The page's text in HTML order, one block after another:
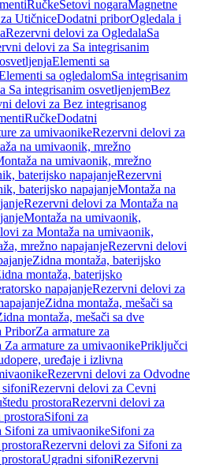
RučkeSetovi nogaraMagnetne
UtičniceDodatni priborOgledala i
Rezervni delovi za OgledalaSa
delovi za Sa integrisanim
Elementi sa
sa ogledalomSa integrisanim
Sa integrisanim osvetljenjemBez
delovi za Bez integrisanog
RučkeDodatni
za umivaonikeRezervni delovi za
na umivaonik, mrežno
na umivaonik, mrežno
baterijsko napajanjeRezervni
baterijsko napajanjeMontaža na
Rezervni delovi za Montaža na
Montaža na umivaonik,
za Montaža na umivaonik,
mrežno napajanjeRezervni delovi
Zidna montaža, baterijsko
montaža, baterijsko
napajanjeRezervni delovi za
Zidna montaža, mešači sa
montaža, mešači sa dve
PriborZa armature za
armature za umivaonikePriključci
uređaje i izlivna
Rezervni delovi za Odvodne
Rezervni delovi za Cevni
prostoraRezervni delovi za
Sifoni za
Sifoni za umivaonikeSifoni za
Rezervni delovi za Sifoni za
Ugradni sifoniRezervni